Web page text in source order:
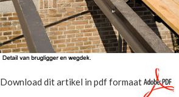
Download dit artikel in pdf formaat